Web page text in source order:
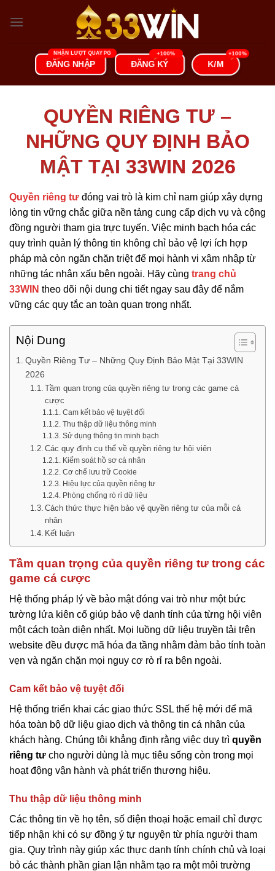
đến
ĐĂNG NHẬP ĐĂNG KÝ K/M
QUYỀN RIÊNG TƯ –
NHỮNG QUY ĐỊNH BẢO
MẬT TẠI 33WIN 2026
Quyền riêng tư đóng vai trò là kim chỉ nam giúp xây dựng
lòng tin vững chắc giữa nền tảng cung cấp dịch vụ và cộng
đồng người tham gia trực tuyến. Việc minh bạch hóa các
quy trình quản lý thông tin không chỉ bảo vệ lợi ích hợp
pháp mà còn ngăn chặn triệt để mọi hành vi xâm nhập từ
những tác nhân xấu bên ngoài. Hãy cùng trang chủ
33WIN theo dõi nội dung chi tiết ngay sau đây để nắm
vững các quy tắc an toàn quan trọng nhất.
Nội Dung
Quyền Riêng Tư – Những Quy Định Bảo Mật Tại 33WIN
2026
Tầm quan trọng của quyền riêng tư trong các game cá
cược
Cam kết bảo vệ tuyệt đối
Thu thập dữ liệu thông minh
Sử dụng thông tin minh bạch
Các quy định cụ thể về quyền riêng tư hội viên
Kiểm soát hồ sơ cá nhân
Cơ chế lưu trữ Cookie
Hiệu lực của quyền riêng tư
Phòng chống rò rỉ dữ liệu
Cách thức thực hiện bảo vệ quyền riêng tư của mỗi cá
nhân
Kết luận
Tầm quan trọng của quyền riêng tư trong các
game cá cược
Hệ thống pháp lý về bảo mật đóng vai trò như một bức
tường lửa kiên cố giúp bảo vệ danh tính của từng hội viên
một cách toàn diện nhất. Mọi luồng dữ liệu truyền tải trên
website đều được mã hóa đa tầng nhằm đảm bảo tính toàn
vẹn và ngăn chặn mọi nguy cơ rò rỉ ra bên ngoài.
Cam kết bảo vệ tuyệt đối
Hệ thống triển khai các giao thức SSL thế hệ mới để mã
hóa toàn bộ dữ liệu giao dịch và thông tin cá nhân của
khách hàng. Chúng tôi khẳng định rằng việc duy trì quyền
riêng tư cho người dùng là mục tiêu sống còn trong mọi
hoạt động vận hành và phát triển thương hiệu.
Thu thập dữ liệu thông minh
Các thông tin về họ tên, số điện thoại hoặc email chỉ được
tiếp nhận khi có sự đồng ý tự nguyện từ phía người tham
gia. Quy trình này giúp xác thực danh tính chính chủ và loại
bỏ các thành phần gian lận nhằm tạo ra một môi trường